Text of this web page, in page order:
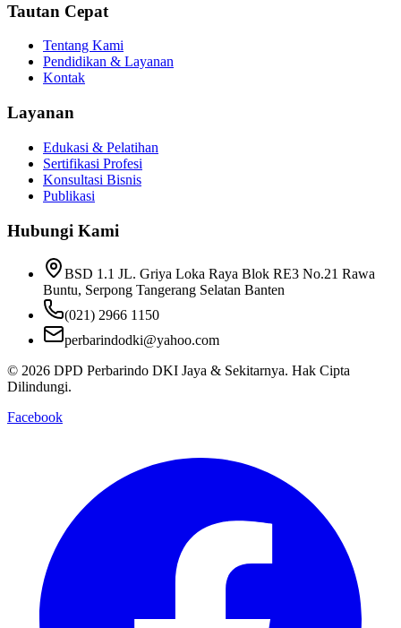
Tautan Cepat
Tentang Kami
Pendidikan & Layanan
Kontak
Layanan
Edukasi & Pelatihan
Sertifikasi Profesi
Konsultasi Bisnis
Publikasi
Hubungi Kami
BSD 1.1 JL. Griya Loka Raya Blok RE3 No.21 Rawa
Buntu, Serpong Tangerang Selatan Banten
(021) 2966 1150
perbarindodki@yahoo.com
© 2026 DPD Perbarindo DKI Jaya & Sekitarnya. Hak Cipta
Dilindungi.
Facebook